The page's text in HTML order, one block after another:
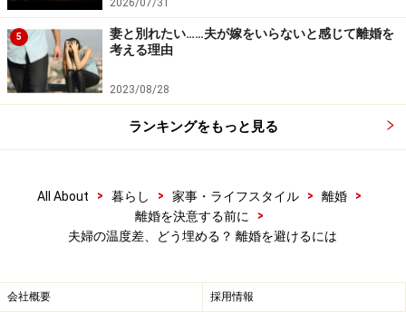
のに変化を遂げました。
おしゃれな新しい友人たちに刺激も受けて、髪を明るい
茶色にして流行の服も着るようになり、表情も明るくな
りました。そのせいか、夫婦の会話も増えたそうです。
半年間の講座を終了してアクセサリー作りのテクニック
人と、ビーズアクセサリーのネット販売を始めます。
それから3カ月経った頃から、注文が増えて、二人では
声をかけて下請けを雇うまでになりました。
2026/07/31
5
妻と別れたい……夫が嫁をいらないと感じて離婚を
考える理由
2023/08/28
ランキングをもっと見る
All About > 暮らし > 家事・ライフスタイル > 離婚
>
離婚を決意する前に
>
夫婦の温度差、どう埋める？ 離婚を避けるには
会社概要 採用情報